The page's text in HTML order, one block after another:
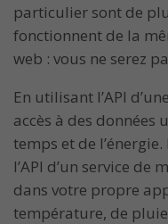
particulier sont de
fonctionnent de la
web : vous ne serez
En utilisant l’API
accès à des
temps et de
l’API d’un service
dans votre propre
température, de